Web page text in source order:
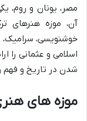
مصر، یونان و روم،
آن، موزه هنرهای
خوشنویسی،
اسلامی و عثمانی را
شدن در تاریخ و فهم
موزه های